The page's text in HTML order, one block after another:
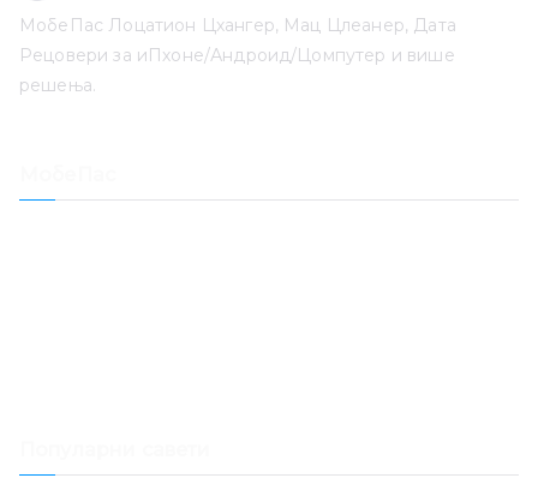
МобеПас Лоцатион Цхангер, Мац Цлеанер, Дата
Рецовери за иПхоне/Андроид/Цомпутер и више
решења.